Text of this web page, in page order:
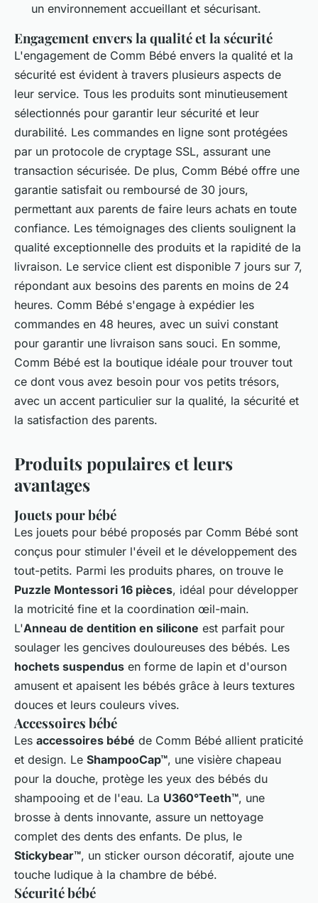
un environnement accueillant et sécurisant.
Engagement envers la qualité et la sécurité
L'engagement de Comm Bébé envers la qualité et la
sécurité est évident à travers plusieurs aspects de
leur service. Tous les produits sont minutieusement
sélectionnés pour garantir leur sécurité et leur
durabilité. Les commandes en ligne sont protégées
par un protocole de cryptage SSL, assurant une
transaction sécurisée. De plus, Comm Bébé offre une
garantie satisfait ou remboursé de 30 jours,
permettant aux parents de faire leurs achats en toute
confiance. Les témoignages des clients soulignent la
qualité exceptionnelle des produits et la rapidité de la
livraison. Le service client est disponible 7 jours sur 7,
répondant aux besoins des parents en moins de 24
heures. Comm Bébé s'engage à expédier les
commandes en 48 heures, avec un suivi constant
pour garantir une livraison sans souci. En somme,
Comm Bébé est la boutique idéale pour trouver tout
ce dont vous avez besoin pour vos petits trésors,
avec un accent particulier sur la qualité, la sécurité et
la satisfaction des parents.
Produits populaires et leurs
avantages
Jouets pour bébé
Les jouets pour bébé proposés par Comm Bébé sont
conçus pour stimuler l'éveil et le développement des
tout-petits. Parmi les produits phares, on trouve le
Puzzle Montessori 16 pièces, idéal pour développer
la motricité fine et la coordination œil-main.
L'Anneau de dentition en silicone est parfait pour
soulager les gencives douloureuses des bébés. Les
hochets suspendus en forme de lapin et d'ourson
amusent et apaisent les bébés grâce à leurs textures
douces et leurs couleurs vives.
Accessoires bébé
Les accessoires bébé de Comm Bébé allient praticité
et design. Le ShampooCap™, une visière chapeau
pour la douche, protège les yeux des bébés du
shampooing et de l'eau. La U360°Teeth™, une
brosse à dents innovante, assure un nettoyage
complet des dents des enfants. De plus, le
Stickybear™, un sticker ourson décoratif, ajoute une
touche ludique à la chambre de bébé.
Sécurité bébé